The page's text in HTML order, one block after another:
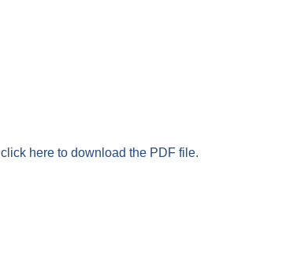
click here to download the PDF file.